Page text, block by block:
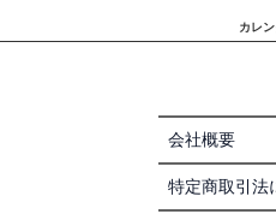
カレ
会社概要
特定商取引法